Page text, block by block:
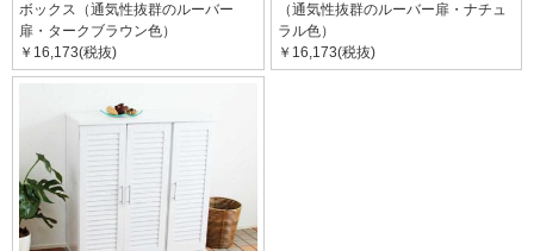
ボックス（通気性抜群のルーバー
扉・タークブラウン色）
￥16,173(税抜)
（通気性抜群のルーバー扉・ナチュ
ラル色）
￥16,173(税抜)